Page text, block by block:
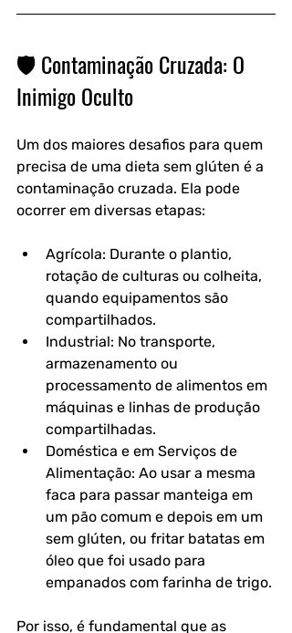
🛡️ Contaminação Cruzada: O
Inimigo Oculto
Um dos maiores desafios para quem
precisa de uma dieta sem glúten é a
contaminação cruzada. Ela pode
ocorrer em diversas etapas:
Agrícola: Durante o plantio,
rotação de culturas ou colheita,
quando equipamentos são
compartilhados.
Industrial: No transporte,
armazenamento ou
processamento de alimentos em
máquinas e linhas de produção
compartilhadas.
Doméstica e em Serviços de
Alimentação: Ao usar a mesma
faca para passar manteiga em
um pão comum e depois em um
sem glúten, ou fritar batatas em
óleo que foi usado para
empanados com farinha de trigo.
Por isso, é fundamental que as